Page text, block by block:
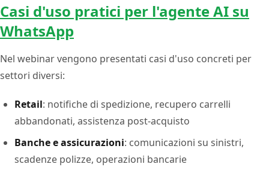
Casi d'uso pratici per l'agente AI su
WhatsApp
Nel webinar vengono presentati casi d'uso concreti per
settori diversi:
Retail: notifiche di spedizione, recupero carrelli
abbandonati, assistenza post-acquisto
Banche e assicurazioni: comunicazioni su sinistri,
scadenze polizze, operazioni bancarie